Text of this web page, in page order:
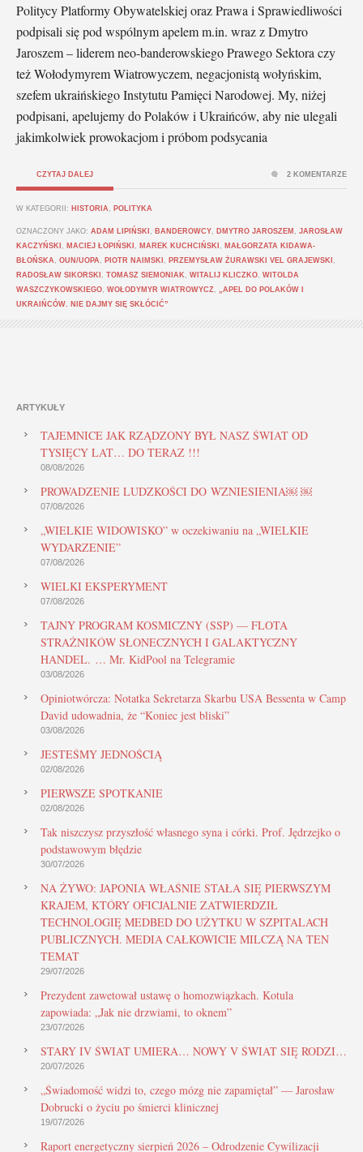
Politycy Platformy Obywatelskiej oraz Prawa i Sprawiedliwości
podpisali się pod wspólnym apelem m.in. wraz z Dmytro
Jaroszem – liderem neo-banderowskiego Prawego Sektora czy
też Wołodymyrem Wiatrowyczem, negacjonistą wołyńskim,
szefem ukraińskiego Instytutu Pamięci Narodowej. My, niżej
podpisani, apelujemy do Polaków i Ukraińców, aby nie ulegali
jakimkolwiek prowokacjom i próbom podsycania
CZYTAJ DALEJ
W KATEGORII: HISTORIA POLITYKA
OZNACZONY JAKO: ADAM LIPIŃSKI BANDEROWCY DMYTRO JAROSZEM
JAROSŁAW
KACZYŃSKI
MACIEJ ŁOPIŃSKI MAREK KUCHCIŃSKI
MAŁGORZATA KIDAWA-
BŁOŃSKA
OUN/UOPA PIOTR NAIMSKI PRZEMYSŁAW ŻURAWSKI VEL GRAJEWSKI
RADOSŁAW SIKORSKI
TOMASZ SIEMONIAK WITALIJ KLICZKO WITOLDA
WASZCZYKOWSKIEGO WOŁODYMYR WIATROWYCZ
„APEL DO POLAKÓW I
UKRAIŃCÓW. NIE DAJMY SIĘ SKŁÓCIĆ”
2 KOMENTARZE
ARTYKUŁY
TAJEMNICE JAK RZĄDZONY BYŁ NASZ ŚWIAT OD
TYSIĘCY LAT… DO TERAZ !!!
08/08/2026
PROWADZENIE LUDZKOŚCI DO WZNIESIENIA￼ ￼
07/08/2026
„WIELKIE WIDOWISKO” w oczekiwaniu na „WIELKIE
WYDARZENIE”
07/08/2026
WIELKI EKSPERYMENT
07/08/2026
TAJNY PROGRAM KOSMICZNY (SSP) — FLOTA
STRAŻNIKÓW SŁONECZNYCH I GALAKTYCZNY
HANDEL. … Mr. KidPool na Telegramie
03/08/2026
Opiniotwórcza: Notatka Sekretarza Skarbu USA Bessenta w Camp
David udowadnia, że “Koniec jest bliski”
03/08/2026
JESTEŚMY JEDNOŚCIĄ
02/08/2026
PIERWSZE SPOTKANIE
02/08/2026
Tak niszczysz przyszłość własnego syna i córki. Prof. Jędrzejko o
podstawowym błędzie
30/07/2026
NA ŻYWO: JAPONIA WŁAŚNIE STAŁA SIĘ PIERWSZYM
KRAJEM, KTÓRY OFICJALNIE ZATWIERDZIŁ
TECHNOLOGIĘ MEDBED DO UŻYTKU W SZPITALACH
PUBLICZNYCH. MEDIA CAŁKOWICIE MILCZĄ NA TEN
TEMAT
29/07/2026
Prezydent zawetował ustawę o homozwiązkach. Kotula
zapowiada: „Jak nie drzwiami, to oknem”
23/07/2026
STARY IV ŚWIAT UMIERA… NOWY V ŚWIAT SIĘ RODZI…
20/07/2026
„Świadomość widzi to, czego mózg nie zapamiętał” — Jarosław
Dobrucki o życiu po śmierci klinicznej
19/07/2026
Raport energetyczny sierpień 2026 – Odrodzenie Cywilizacji